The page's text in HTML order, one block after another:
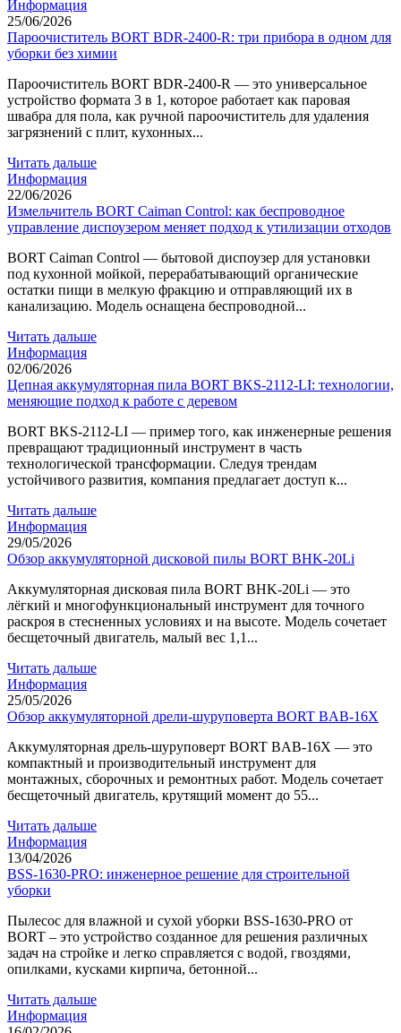
Информация
25/06/2026
Пароочиститель BORT BDR-2400-R: три прибора в одном для
уборки без химии
Пароочиститель BORT BDR-2400-R — это универсальное
устройство формата 3 в 1, которое работает как паровая
швабра для пола, как ручной пароочиститель для удаления
загрязнений с плит, кухонных...
Читать дальше
Информация
22/06/2026
Измельчитель BORT Caiman Control: как беспроводное
управление диспоузером меняет подход к утилизации отходов
BORT Caiman Control — бытовой диспоузер для установки
под кухонной мойкой, перерабатывающий органические
остатки пищи в мелкую фракцию и отправляющий их в
канализацию. Модель оснащена беспроводной...
Читать дальше
Информация
02/06/2026
Цепная аккумуляторная пила BORT BKS-2112-LI: технологии,
меняющие подход к работе с деревом
BORT BKS-2112-LI — пример того, как инженерные решения
превращают традиционный инструмент в часть
технологической трансформации. Следуя трендам
устойчивого развития, компания предлагает доступ к...
Читать дальше
Информация
29/05/2026
Обзор аккумуляторной дисковой пилы BORT BHK-20Li
Аккумуляторная дисковая пила BORT BHK-20Li — это
лёгкий и многофункциональный инструмент для точного
раскроя в стесненных условиях и на высоте. Модель сочетает
бесщеточный двигатель, малый вес 1,1...
Читать дальше
Информация
25/05/2026
Обзор аккумуляторной дрели-шуруповерта BORT BAB-16X
Аккумуляторная дрель-шуруповерт BORT BAB-16X — это
компактный и производительный инструмент для
монтажных, сборочных и ремонтных работ. Модель сочетает
бесщеточный двигатель, крутящий момент до 55...
Читать дальше
Информация
13/04/2026
BSS-1630-PRO: инженерное решение для строительной
уборки
Пылесос для влажной и сухой уборки BSS-1630-PRO от
BORT – это устройство созданное для решения различных
задач на стройке и легко справляется с водой, гвоздями,
опилками, кусками кирпича, бетонной...
Читать дальше
Информация